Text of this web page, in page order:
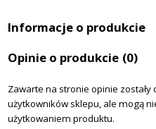
Informacje o produkcie
Opinie o produkcie (0)
Zawarte na stronie opinie
użytkowników sklepu, ale mogą
użytkowaniem produktu.